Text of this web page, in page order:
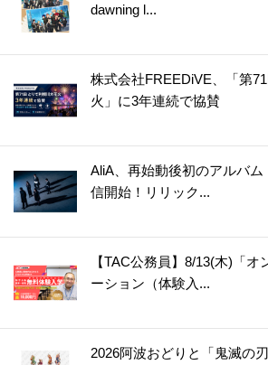
dawning l...
株式会社FREEDiVE、「第
火」に3年連続で協賛
AliA、再始動後初のアルバ
信開始！リリック...
【TAC公務員】8/13(木)「
ーション（体験入...
2026阿波おどりと「鬼滅の